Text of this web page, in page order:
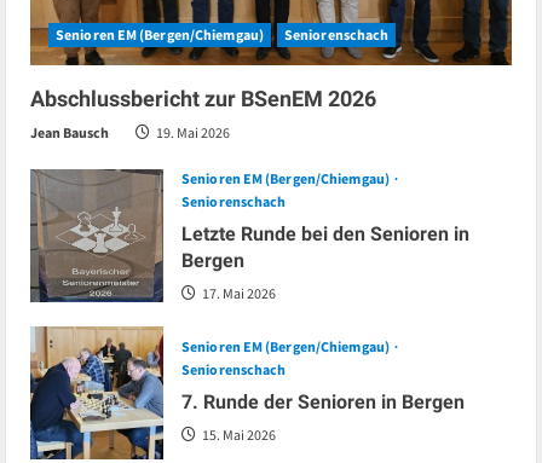
Senioren EM (Bergen/Chiemgau) Seniorenschach
Abschlussbericht zur BSenEM 2026
Jean Bausch 19. Mai 2026
Senioren EM (Bergen/Chiemgau)
Seniorenschach
Letzte Runde bei den Senioren in
Bergen
17. Mai 2026
Senioren EM (Bergen/Chiemgau)
Seniorenschach
7. Runde der Senioren in Bergen
15. Mai 2026